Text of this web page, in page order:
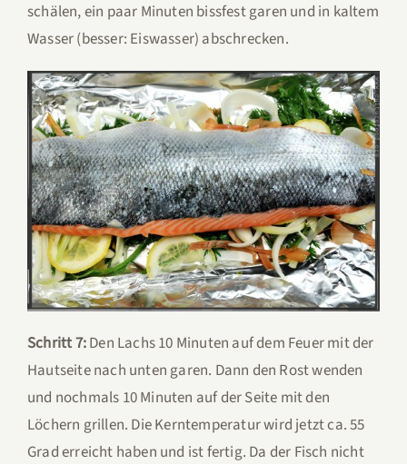
schälen, ein paar Minuten bissfest garen und in kaltem
Wasser (besser: Eiswasser) abschrecken.
Schritt 7:Den Lachs 10 Minuten auf dem Feuer mit der
Hautseite nach unten garen. Dann den Rost wenden
und nochmals 10 Minuten auf der Seite mit den
Löchern grillen. Die Kerntemperatur wird jetzt ca. 55
Grad erreicht haben und ist fertig. Da der Fisch nicht